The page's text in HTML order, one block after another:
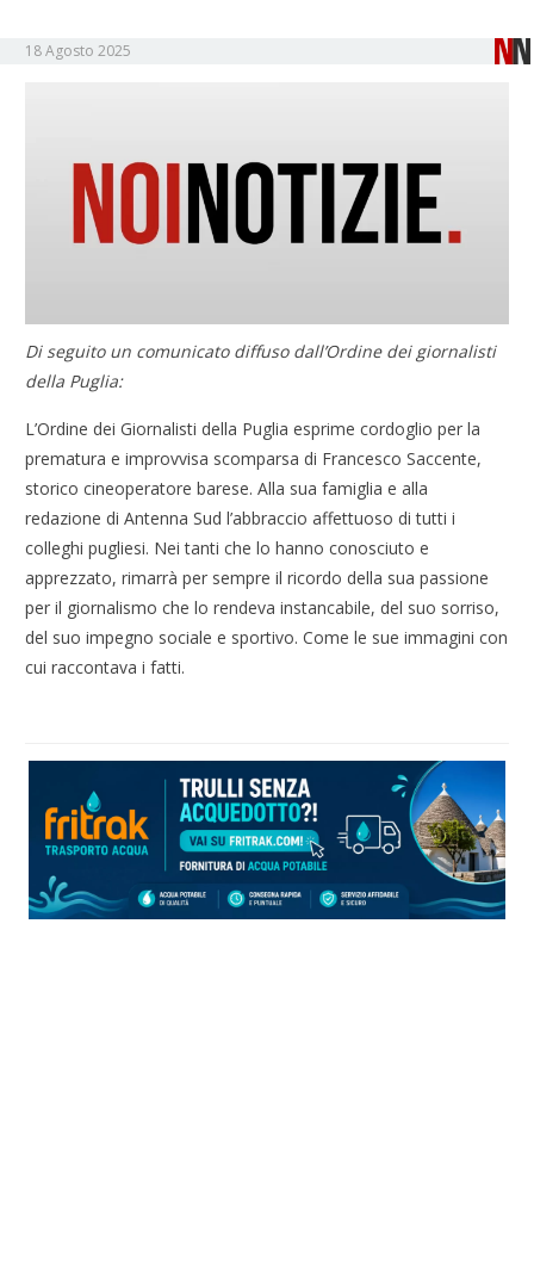
18 Agosto 2025
Di seguito un comunicato diffuso dall’Ordine dei giornalisti
della Puglia:
L’Ordine dei Giornalisti della Puglia esprime cordoglio per la
prematura e improvvisa scomparsa di Francesco Saccente,
storico cineoperatore barese. Alla sua famiglia e alla
redazione di Antenna Sud l’abbraccio affettuoso di tutti i
colleghi pugliesi. Nei tanti che lo hanno conosciuto e
apprezzato, rimarrà per sempre il ricordo della sua passione
per il giornalismo che lo rendeva instancabile, del suo sorriso,
del suo impegno sociale e sportivo. Come le sue immagini con
cui raccontava i fatti.